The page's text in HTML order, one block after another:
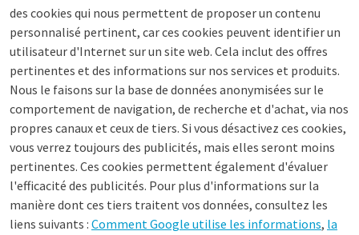
des cookies qui nous permettent de proposer un contenu
personnalisé pertinent, car ces cookies peuvent identifier un
utilisateur d'Internet sur un site web. Cela inclut des offres
pertinentes et des informations sur nos services et produits.
Nous le faisons sur la base de données anonymisées sur le
comportement de navigation, de recherche et d'achat, via nos
propres canaux et ceux de tiers. Si vous désactivez ces cookies,
vous verrez toujours des publicités, mais elles seront moins
pertinentes. Ces cookies permettent également d'évaluer
l'efficacité des publicités. Pour plus d'informations sur la
manière dont ces tiers traitent vos données, consultez les
liens suivants : Comment Google utilise les informations, la